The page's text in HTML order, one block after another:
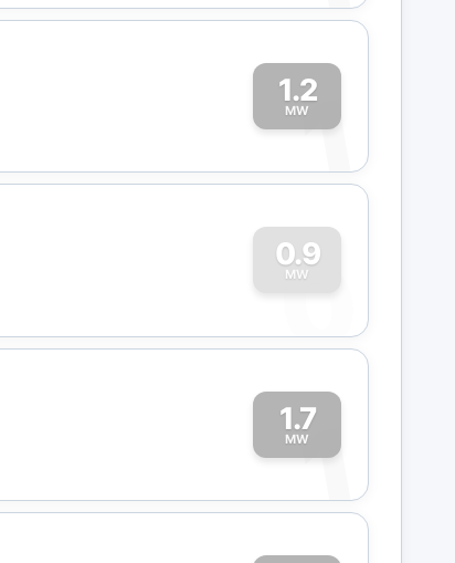
1.2
MW
1
0.9
MW
0
1.7
MW
1